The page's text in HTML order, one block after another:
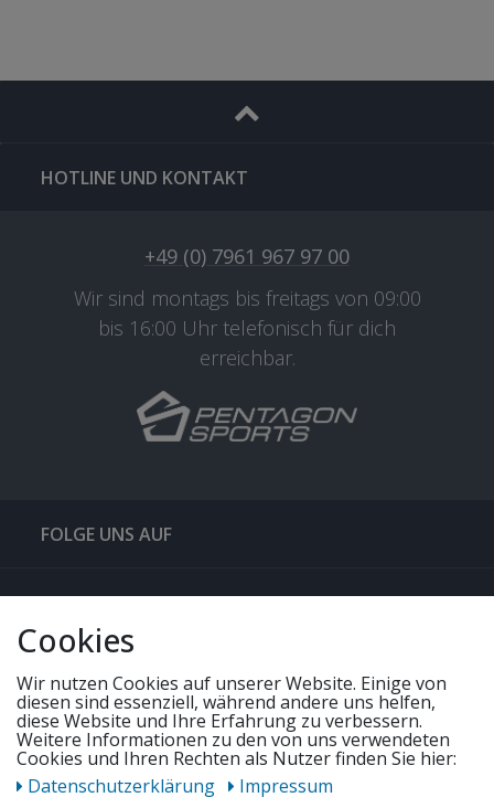
HOTLINE UND KONTAKT
+49 (0) 7961 967 97 00
Wir sind montags bis freitags von 09:00
bis 16:00 Uhr telefonisch für dich
erreichbar.
FOLGE UNS AUF
QUICKLINKS & TIPPS
UNSERE ANGEBOTE
Cookies
Wir nutzen Cookies auf unserer Website. Einige von
diesen sind essenziell, während andere uns helfen,
diese Website und Ihre Erfahrung zu verbessern.
Weitere Informationen zu den von uns verwendeten
Cookies und Ihren Rechten als Nutzer finden Sie hier:
Daten­schutz­erklärung
Impressum